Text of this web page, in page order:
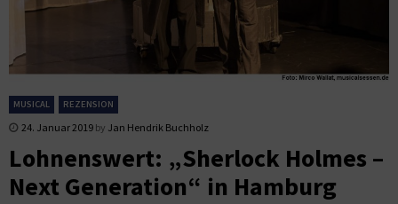
MUSICAL REZENSION
24. Januar 2019 by Jan Hendrik Buchholz
Lohnenswert: „Sherlock Holmes –
Next Generation“ in Hamburg